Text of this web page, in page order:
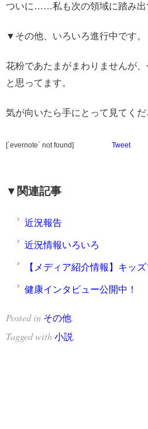
ついに……私も次の領域に踏み
▼その他、いろいろ進行中です。
花粉であたまがまわりませんが
と思ってます。
気が向いたら手にとって見てくだ
[`evernote` not found] Tweet
▼関連記事
近況報告
近況情報いろいろ
【メディア紹介情報】キッ
健康インタビュー公開中！
Posted in その他.
Tagged with 小説.